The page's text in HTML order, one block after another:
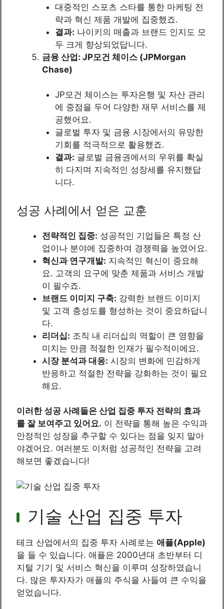
대중적인 스포츠 스타를 통한 마케팅 전
략과 혁신 제품 개발에 집중했죠.
결과: 나이키의 매출과 브랜드 인지도 모
두 크게 향상되었답니다.
금융 산업: JP모건 체이스 (JPMorgan
Chase)
JP모건 체이스는 투자은행 및 자산 관리
에 중점을 두어 다양한 재무 서비스를 제
공했어요.
글로벌 투자 및 금융 시장에서의 유망한
기회를 적극적으로 활용했죠.
결과: 글로벌 금융권에서의 우위를 확실
히 다지며 지속적인 성장세를 유지했답
니다.
성공 사례에서 얻은 교훈
전략적인 집중: 성공적인 기업들은 특정 산
업이나 분야에 집중하여 경쟁력을 높였어요.
혁신과 연구개발: 지속적인 혁신이 중요해
요. 고객의 요구에 맞춘 제품과 서비스 개발
이 필수죠.
브랜드 이미지 구축: 강력한 브랜드 이미지
및 고객 충성도를 형성하는 것이 중요하답니
다.
리더십: 조직 내 리더십의 역할이 큰 영향을
미치는 만큼 적절한 인재가 필수적이에요.
시장 분석과 대응: 시장의 변화에 민감하게
반응하고 적절한 전략을 강화하는 것이 필요
해요.
이러한 성공 사례들은 산업 집중 투자 전략의 효과
를 잘 보여주고 있어요. 이 전략을 통해 높은 수익과
안정적인 성장을 추구할 수 있다는 점을 잊지 말아
야겠어요. 여러분도 이처럼 성공적인 전략을 고려
해보면 좋겠습니다!
기술 산업 집중 투자
테크 산업에서의 집중 투자 사례로는 애플(Apple)
을 들 수 있습니다. 애플은 2000년대 초반부터 디
지털 기기 및 서비스 혁신을 이루며 성장하였습니
다. 많은 투자자가 애플의 주식을 사들여 큰 수익을
얻었습니다.